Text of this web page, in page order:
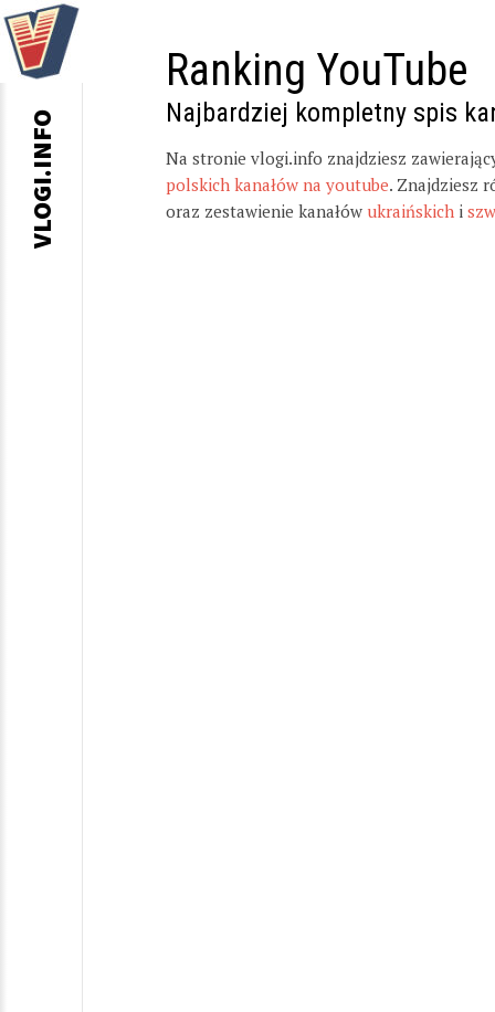
Ranking YouTube
Najbardziej kompletny spis
Na stronie vlogi.info znajdziesz
polskich kanałów na youtube. Znajdziesz
oraz zestawienie kanałów ukraińskich i
VLOGI.INFO